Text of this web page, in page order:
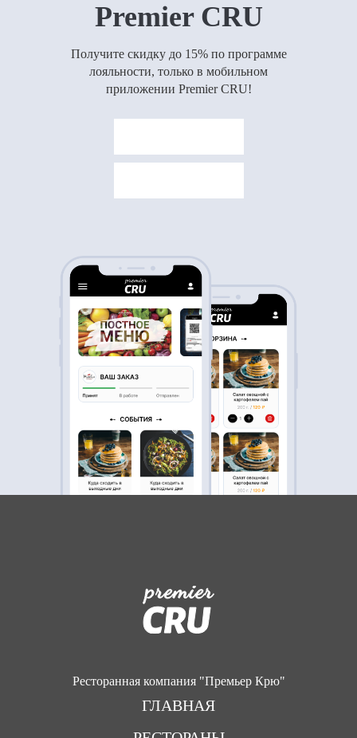
Premier CRU
Получите скидку до 15% по программе
лояльности, только в мобильном
приложении Premier CRU!
Ресторанная компания "Премьер Крю"
ГЛАВНАЯ